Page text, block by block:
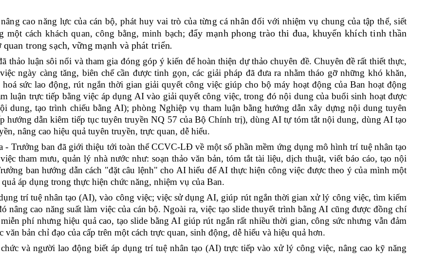
cao năng lực của cán bộ, phát huy vai trò của từng cá nhân đối với nhiệm vụ chung của tập thể, siết
một cách khách quan, công bằng, minh bạch;đẩy mạnh phong trào thi đua, khuyến khích tinh thần
trong sạch, vững mạnh và phát triển.
thảo luận sôi nổi và tham gia đóng góp ý kiến để hoàn thiện dự thảo chuyên đề. Chuyên đề rất thiết thực,
ngày càng tăng, biên chế cần được tinh gọn, các giải pháp đã đưa ra nhằm tháo gỡ những khó khăn,
sức lao động, rút ngắn thời gian giải quyết công việc giúp cho bộ máy hoạt động của Ban hoạt động
luận trực tiếp bằng việc áp dụng AI vào giải quyết công việc, trong đó nội dung của buổi sinh hoạt được
dung, tạo trình chiếu bằng AI); phòng Nghiệp vụ tham luận bằng hướng dẫn xây dựng nội dung tuyên
hướng dẫn kiêm tiếp tục tuyên truyền NQ 57 của Bộ Chính trị), dùng AI tự tóm tắt nội dung, dùng AI tạo
nâng cao hiệu quả tuyên truyền, trực quan, dễ hiểu.
Trưởng ban đã giới thiệu tới toàn thể CCVC-LĐ về một số phần mềm ứng dụng mô hình trí tuệ nhân tạo
tham mưu, quản lý nhà nước như: soạn thảo văn bản, tóm tắt tài liệu, dịch thuật, viết báo cáo, tạo nội
ban hướng dẫn cách "đặt câu lệnh" cho AI hiểu để AI thực hiện công việc được theo ý của mình một
áp dụng trong thực hiện chức năng, nhiệm vụ của Ban.
trí tuệ nhân tạo (AI), vào công việc; việc sử dụng AI, giúp rút ngắn thời gian xử lý công việc, tìm kiếm
cao năng suất làm việc của cán bộ. Ngoài ra, việc tạo slide thuyết trình bằng AI cũng được đồng chí
phí nhưng hiệu quả cao, tạo slide bằng AI giúp rút ngắn rất nhiều thời gian, công sức nhưng vẫn đảm
bản chỉ đạo của cấp trên một cách trực quan, sinh động, dễ hiểu và hiệu quả hơn.
và người lao động biết áp dụng trí tuệ nhân tạo (AI) trực tiếp vào xử lý công việc, nâng cao kỹ năng